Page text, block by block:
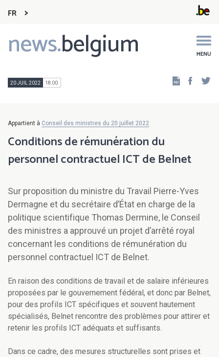
FR
news.belgium MENU
Main
navigation
20 JUIL 2022 18:00
Appartient à Conseil des ministres du 20 juillet 2022
Conditions de rémunération du
personnel contractuel ICT de Belnet
Sur proposition du ministre du Travail Pierre-Yves
Dermagne et du secrétaire d’État en charge de la
politique scientifique Thomas Dermine, le Conseil
des ministres a approuvé un projet d’arrêté royal
concernant les conditions de rémunération du
personnel contractuel ICT de Belnet.
En raison des conditions de travail et de salaire inférieures
proposées par le gouvernement fédéral, et donc par Belnet,
pour des profils ICT spécifiques et souvent hautement
spécialisés, Belnet rencontre des problèmes pour attirer et
retenir les profils ICT adéquats et suffisants.
Dans ce cadre, des mesures structurelles sont prises et